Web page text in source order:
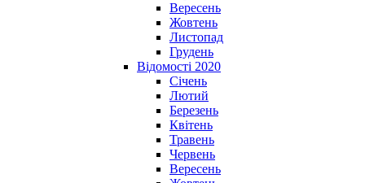
Вересень
Жовтень
Листопад
Грудень
Відомості 2020
Січень
Лютий
Березень
Квітень
Травень
Червень
Вересень